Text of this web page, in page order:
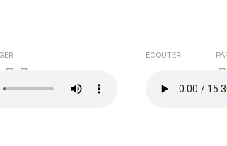
ÉCOUTER